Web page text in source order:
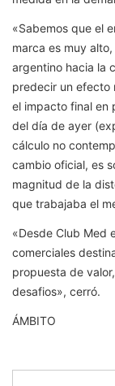
«Sabemos que el
marca es muy
argentino hacia la
predecir un efecto
el impacto final en
del día de ayer
cálculo no
cambio oficial, es
magnitud de la
que trabajaba el
«Desde Club Med
comerciales
propuesta de
desafios», cerró.
ÁMBITO